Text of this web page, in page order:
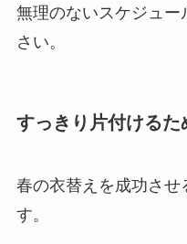
無理のないスケジュ
さい。
すっきり片付ける
春の衣替えを成功させ
す。